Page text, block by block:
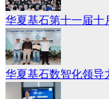
华夏基石第十一届十
华夏基石数智化领导